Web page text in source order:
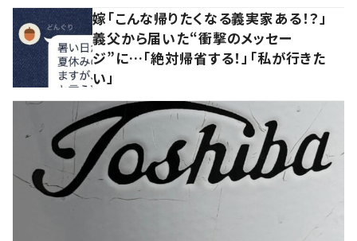
嫁「こんな帰りたくなる義実家ある！？」
義父から届いた“衝撃のメッセー
ジ”に…「絶対帰省する！」「私が行きた
い」